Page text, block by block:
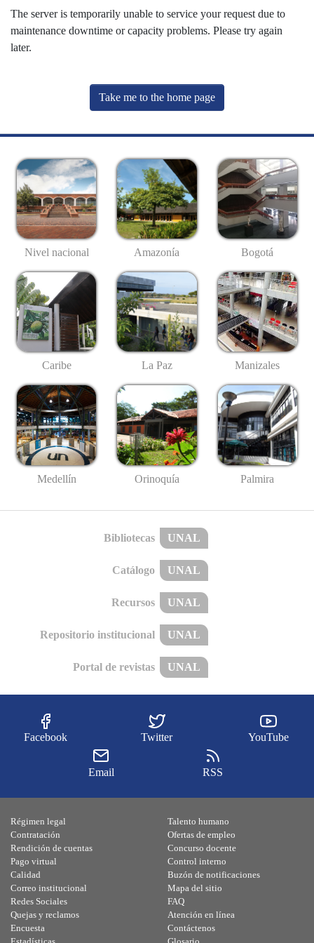
The server is temporarily unable to service your request due to
maintenance downtime or capacity problems. Please try again
later.
Take me to the home page
Nivel nacional Amazonía Bogotá
Caribe La Paz Manizales
Medellín Orinoquía Palmira
Bibliotecas UNAL
Catálogo UNAL
Recursos UNAL
Repositorio institucional UNAL
Portal de revistas UNAL
Facebook Twitter YouTube
Email RSS
Régimen legal
Contratación
Rendición de cuentas
Pago virtual
Calidad
Talento humano
Ofertas de empleo
Concurso docente
Control interno
Buzón de notificaciones
Correo institucional
Redes Sociales
Quejas y reclamos
Encuesta
Mapa del sitio
FAQ
Atención en línea
Contáctenos